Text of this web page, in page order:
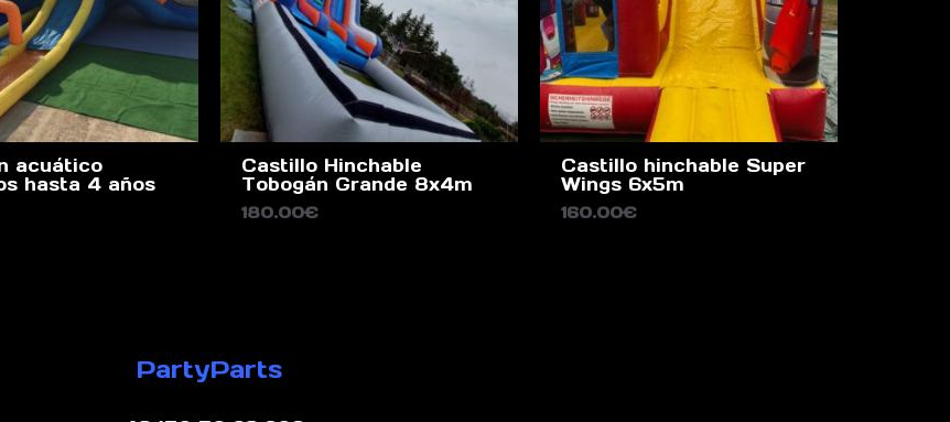
acuático
hasta 4 años
Castillo Hinchable
Tobogán Grande 8x4m
180.00€
Castillo hinchable Super
Wings 6x5m
160.00€
PartyParts